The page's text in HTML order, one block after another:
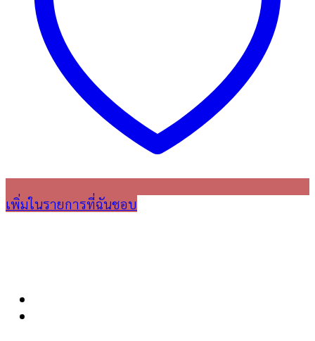
เพิ่มในรายการที่ฉันชอบ